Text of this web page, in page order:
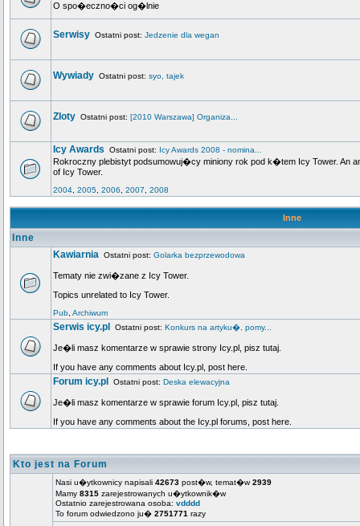
O spo�eczno�ci og�lnie
Serwisy Ostatni post: Jedzenie dla wegan
Wywiady Ostatni post: syo, tajek
Zloty Ostatni post: [2010 Warszawa] Organiza...
Icy Awards Ostatni post: Icy Awards 2008 - nomina...
Rokroczny plebistyt podsumowuj�cy miniony rok pod k�tem Icy Tower. An
of Icy Tower.
2004 2005 2006 2007 2008
Inne
Inne
Kawiarnia Ostatni post: Golarka bezprzewodowa
Tematy nie zwi�zane z Icy Tower.
Topics unrelated to Icy Tower.
Pub Archiwum
Serwis icy.pl Ostatni post: Konkurs na artyku�, pomy...
Je�li masz komentarze w sprawie strony Icy.pl, pisz tutaj.
If you have any comments about Icy.pl, post here.
Forum icy.pl Ostatni post: Deska elewacyjna
Je�li masz komentarze w sprawie forum Icy.pl, pisz tutaj.
If you have any comments about the Icy.pl forums, post here.
Kto jest na Forum
Nasi u�ytkownicy napisali 42673 post�w, temat�w2939
Mamy 8315 zarejestrowanych u�ytkownik�w
Ostatnio zarejestrowana osoba: vdddd
To forum odwiedzono ju� 2751771 razy